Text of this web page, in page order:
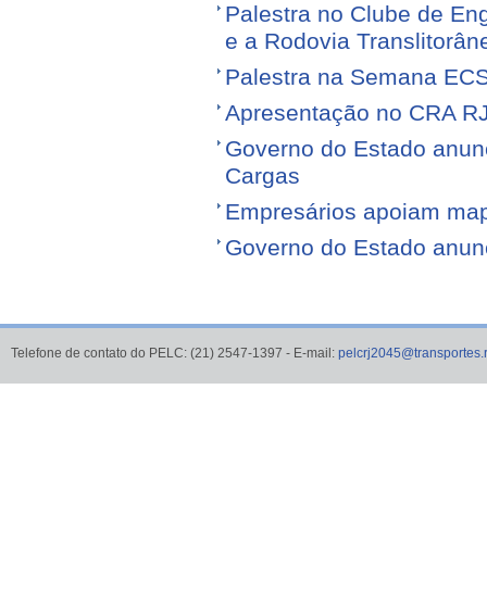
Palestra no Clube de
e a Rodovia
Palestra na Semana
Apresentação no CRA
Governo do Estado
Cargas
Empresários apoiam
Governo do Estado
Telefone de contato do PELC: (21) 2547-1397 - E-mail: